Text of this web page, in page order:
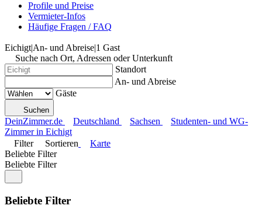
Profile und Preise
Vermieter-Infos
Häufige Fragen / FAQ
Eichigt|An- und Abreise|1 Gast
Suche nach Ort, Adressen oder Unterkunft
Standort
An- und Abreise
Gäste
Suchen
DeinZimmer.de Deutschland Sachsen
Studenten- und WG-
Zimmer in Eichigt
Filter
Sortieren
Karte
Beliebte Filter
Beliebte Filter
Beliebte Filter